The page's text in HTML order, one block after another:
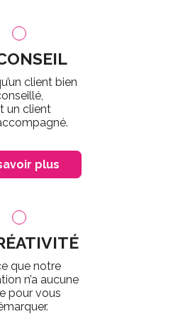
client bien
un client
plus
que notre
n’a aucune
pour vous